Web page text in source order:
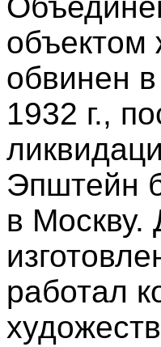
объектом
обвинен
1932 г.,
Эпштейн
в Москву.
работал